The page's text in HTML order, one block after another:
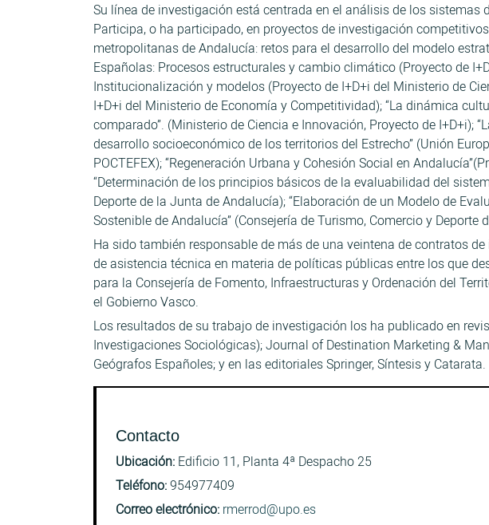
Su línea de investigación está centrada en el análisis de los
Participa, o ha participado, en proyectos de investigación
metropolitanas de Andalucía: retos para el desarrollo del modelo
Españolas: Procesos estructurales y cambio climático (Proyecto de
Institucionalización y modelos (Proyecto de I+D+i del Ministerio de
I+D+i del Ministerio de Economía y Competitividad); “La dinámica
comparado”. (Ministerio de Ciencia e Innovación, Proyecto de
desarrollo socioeconómico de los territorios del Estrecho” (Unión
POCTEFEX); “Regeneración Urbana y Cohesión Social en
“Determinación de los principios básicos de la evaluabilidad del
Deporte de la Junta de Andalucía); “Elaboración de un Modelo de
Sostenible de Andalucía” (Consejería de Turismo, Comercio y Deporte
Ha sido también responsable de más de una veintena de contratos
de asistencia técnica en materia de políticas públicas entre los que
para la Consejería de Fomento, Infraestructuras y Ordenación del
el Gobierno Vasco.
Los resultados de su trabajo de investigación los ha publicado en
Investigaciones Sociológicas); Journal of Destination Marketing &
Geógrafos Españoles; y en las editoriales Springer, Síntesis y Catarata.
Contacto
Ubicación: Edificio 11, Planta 4ª Despacho 25
Teléfono:954977409
Correo electrónico: rmerrod@upo.es